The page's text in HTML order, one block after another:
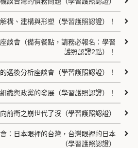
構、建構與形塑（學習護照認證）！
談會（備有餐點，請務必報名：學習
護照認證2點）！
選後分析座談會（學習護照認證）！
織與政黨的發展（學習護照認證）！
前衝之崩世代了沒（學習護照認證）
：日本眼裡的台灣，台灣眼裡的日本
（學習護照認證）